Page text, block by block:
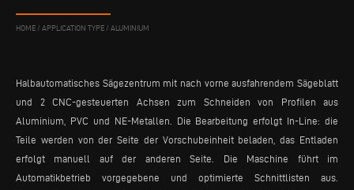
HOME / APPLICATION TYPE / ALUMINIUM
Halbautomatisches Sägezentrum mit nach vorne ausfahrendem Sägeblatt
und 2 CNC-gesteuerten Achsen zum Schneiden von Profilen aus
Aluminium, PVC und NE-Metallen. Die Bearbeitung erfolgt In-Line: die
Teile werden von der Seite der Vorschubeinheit beladen, das Entladen
erfolgt manuell auf der anderen Seite. Die Maschine führt im
Automatikbetrieb vorgegebene und optimierte Schnittlisten aus.